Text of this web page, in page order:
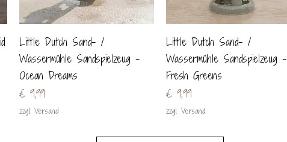
Schnellansicht
Little Dutch Sand- /
Wassermühle Sandspielzeug -
Ocean Dreams
Preis
€ 9,99
zzgl. Versand
Schnellansicht
Little Dutch Sand- /
Wassermühle Sandspielzeug -
Fresh Greens
Preis
€ 9,99
zzgl. Versand